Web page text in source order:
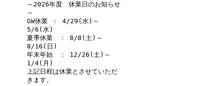
～2026年度 休業日のお知らせ
～
GW休業 ： 4/29(水)～
5/6(水)
夏季休業 ： 8/8(土)～
8/16(日)
年末年始 ： 12/26(土)～
1/4(月)
上記日程は休業とさせていただ
きます。